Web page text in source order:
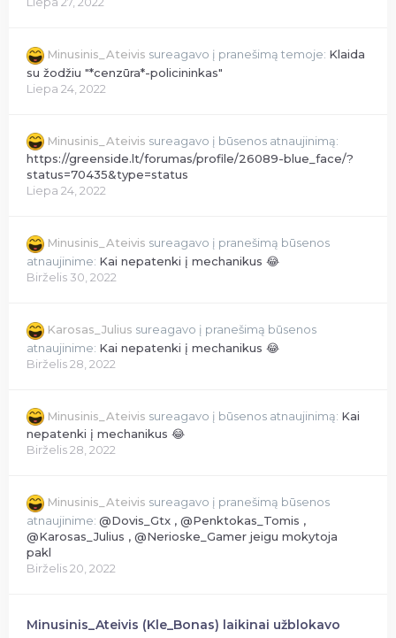
Minusinis_Ateivis sureagavo į pranešimą temoje: Klaida
su žodžiu "*cenzūra*-policininkas"
Liepa 24, 2022
Minusinis_Ateivis sureagavo į būsenos atnaujinimą:
https://greenside.lt/forumas/profile/26089-blue_face/?
status=70435&type=status
Liepa 24, 2022
Minusinis_Ateivis sureagavo į pranešimą būsenos
atnaujinime: Kai nepatenki į mechanikus 😂
Birželis 30, 2022
Karosas_Julius sureagavo į pranešimą būsenos
atnaujinime: Kai nepatenki į mechanikus 😂
Birželis 28, 2022
Minusinis_Ateivis sureagavo į būsenos atnaujinimą: Kai
nepatenki į mechanikus 😂
Birželis 28, 2022
Minusinis_Ateivis sureagavo į pranešimą būsenos
atnaujinime: @Dovis_Gtx , @Penktokas_Tomis ,
@Karosas_Julius , @Nerioske_Gamer jeigu mokytoja
pakl
Birželis 20, 2022
Minusinis_Ateivis (Kle_Bonas) laikinai užblokavo